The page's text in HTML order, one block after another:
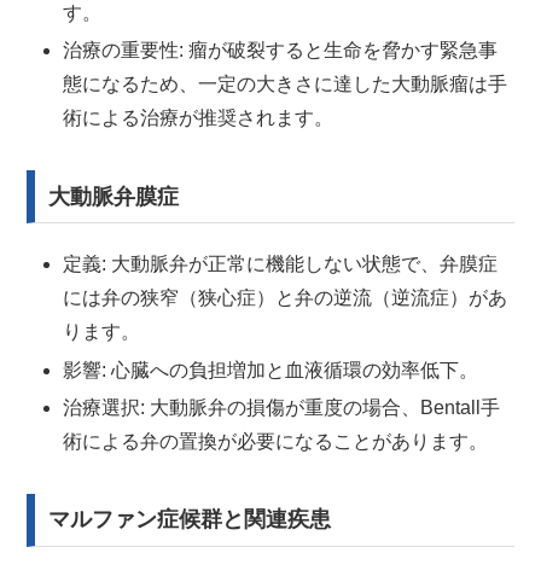
す。
治療の重要性: 瘤が破裂すると生命を脅かす緊急事
態になるため、一定の大きさに達した大動脈瘤は手
術による治療が推奨されます。
大動脈弁膜症
定義: 大動脈弁が正常に機能しない状態で、弁膜症
には弁の狭窄（狭心症）と弁の逆流（逆流症）があ
ります。
影響: 心臓への負担増加と血液循環の効率低下。
治療選択: 大動脈弁の損傷が重度の場合、Bentall手
術による弁の置換が必要になることがあります。
マルファン症候群と関連疾患